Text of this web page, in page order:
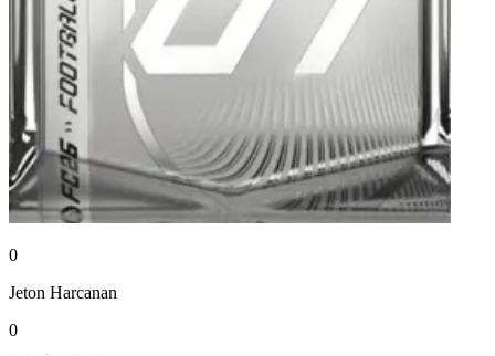
0
Jeton Harcanan
0